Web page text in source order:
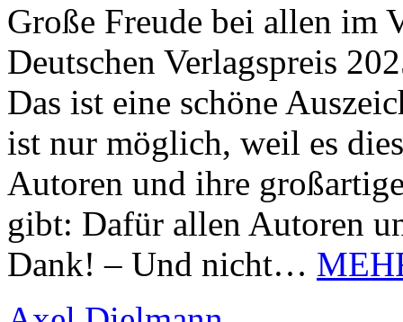
Große Freude bei allen im
Deutschen Verlagspreis
Das ist eine schöne
ist nur möglich, weil es
Autoren und ihre
gibt: Dafür allen Autoren
Dank! – Und nicht…